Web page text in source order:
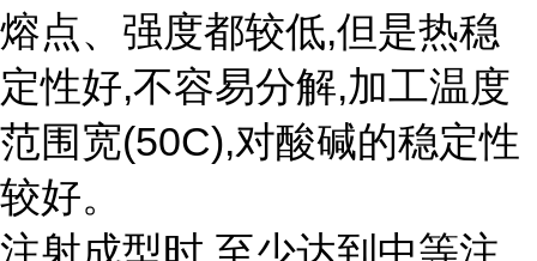
熔点、强度都较低,但是热稳
定性好,不容易分解,加工温度
范围宽(50C),对酸碱的稳定性
较好。
注射成型时,至少达到中等注